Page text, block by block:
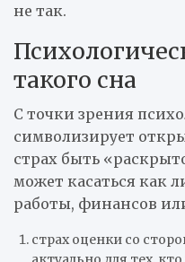
не так.
такого сна
С точки зрения
символизирует
страх быть
может касаться как
работы, финансов
страх оценки со